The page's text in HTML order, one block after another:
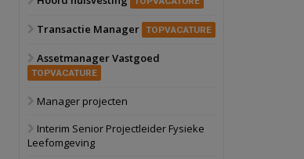
Oranje
28 september 2026
bedrijventerrein
Bekijk
Schuinesloot
Transactie Manager TOPVACATURE
Assetmanager Vastgoed
TOPVACATURE
Manager projecten
Interim Senior Projectleider Fysieke
Leefomgeving